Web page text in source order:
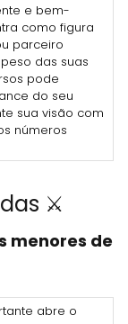
e bem-
como figura
parceiro
das suas
pode
do seu
sua visão com
números
⚔️
menores de
abre o